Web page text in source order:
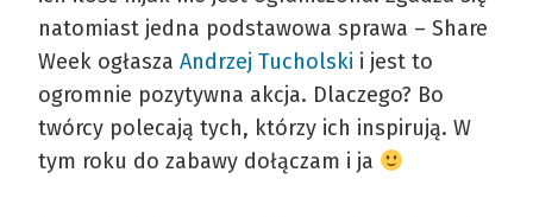
natomiast jedna podstawowa sprawa – Share
Week ogłasza Andrzej Tucholski i jest to
ogromnie pozytywna akcja. Dlaczego? Bo
twórcy polecają tych, którzy ich inspirują. W
tym roku do zabawy dołączam i ja